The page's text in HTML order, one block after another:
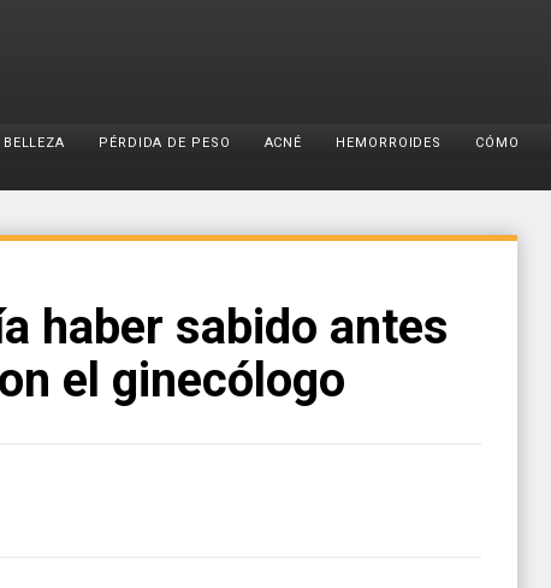
PÉRDIDA DE PESO ACNÉ HEMORROIDES CÓMO
haber sabido antes
el ginecólogo